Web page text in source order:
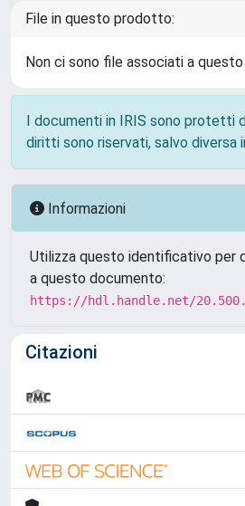
File in questo prodotto:
Non ci sono file associati a
I documenti in IRIS sono protetti
diritti sono riservati, salvo diversa
Informazioni
Utilizza questo identificativo per
a questo documento:
https://hdl.handle.net/
Citazioni